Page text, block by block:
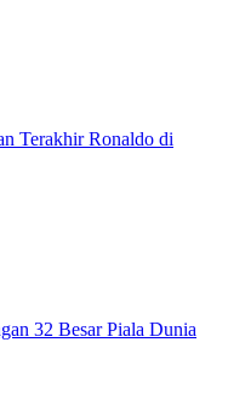
Terakhir Ronaldo di
32 Besar Piala Dunia